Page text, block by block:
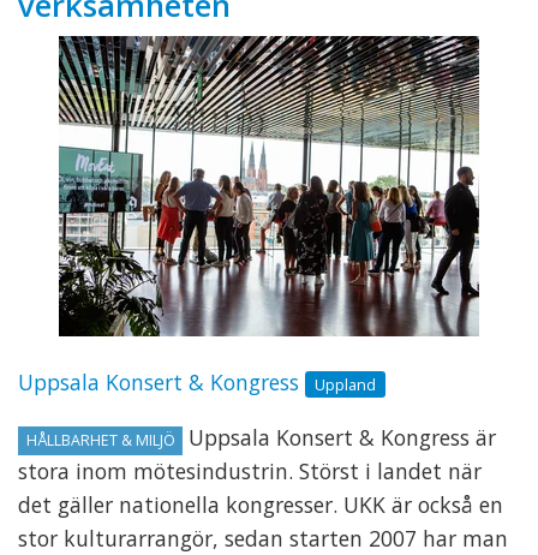
Uppsala Konsert & Kongress Uppland
HÅLLBARHET & MILJÖ
Uppsala Konsert & Kongress är
stora inom mötesindustrin. Störst i landet när
det gäller nationella kongresser. UKK är också en
stor kulturarrangör, sedan starten 2007 har man